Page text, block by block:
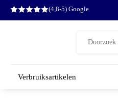
(4,8-5) Google
Zoeken
Verbruiksartikelen